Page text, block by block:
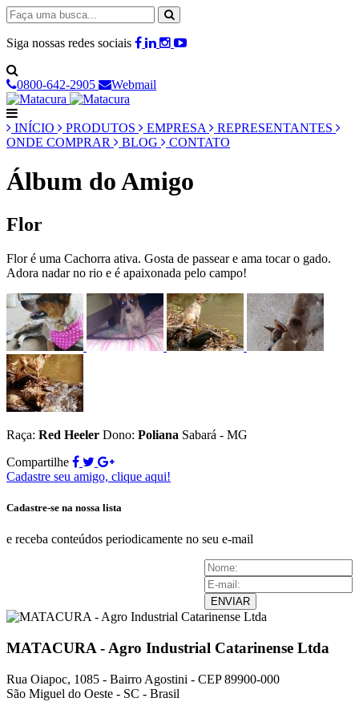
Siga nossas redes sociais
0800-642-2905 Webmail
INÍCIO PRODUTOS EMPRESA
REPRESENTANTES
ONDE COMPRAR
BLOG CONTATO
Álbum do Amigo
Flor
Flor é uma Cachorra ativa. Gosta de passear e ama tocar o gado.
Adora nadar no rio e é apaixonada pelo campo!
Raça: Red Heeler Dono: Poliana Sabará - MG
Compartilhe
Cadastre seu amigo, clique aqui!
Cadastre-se na nossa lista
e receba conteúdos periodicamente no seu e-mail
ENVIAR
MATACURA - Agro Industrial Catarinense Ltda
Rua Oiapoc, 1085 - Bairro Agostini - CEP 89900-000
São Miguel do Oeste - SC - Brasil